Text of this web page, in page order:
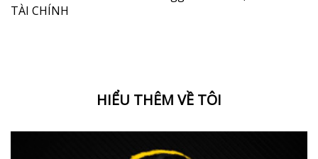
TÀI CHÍNH
HIỂU THÊM VỀ TÔI